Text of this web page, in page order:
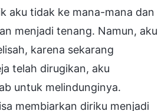
aku tidak ke mana-mana dan
menjadi tenang. Namun, aku
karena sekarang
telah dirugikan, aku
untuk melindunginya.
membiarkan diriku menjadi